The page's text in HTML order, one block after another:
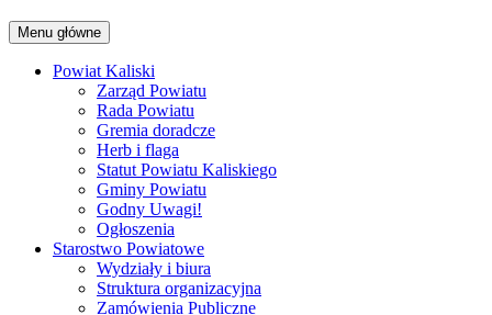
Menu główne
Powiat Kaliski
Zarząd Powiatu
Rada Powiatu
Gremia doradcze
Herb i flaga
Statut Powiatu Kaliskiego
Gminy Powiatu
Godny Uwagi!
Ogłoszenia
Starostwo Powiatowe
Wydziały i biura
Struktura organizacyjna
Zamówienia Publiczne